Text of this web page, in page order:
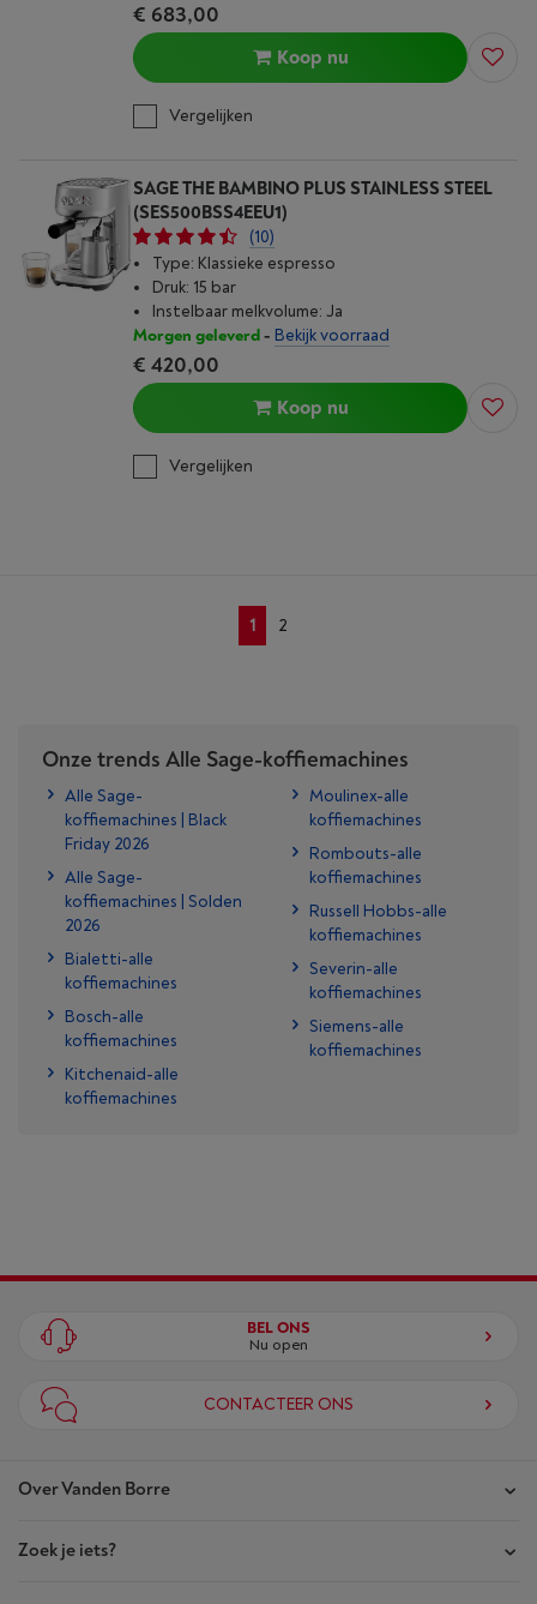
€ 683,00
Koop nu
Vergelijken
SAGE THE BAMBINO PLUS STAINLESS STEEL
(SES500BSS4EEU1)
(10)
Type: Klassieke espresso
Druk: 15 bar
Instelbaar melkvolume: Ja
Morgen geleverd- Bekijk voorraad
€ 420,00
Koop nu
Vergelijken
1 2
Onze trends Alle Sage-koffiemachines
Alle Sage-
koffiemachines | Black
Friday 2026
Alle Sage-
koffiemachines | Solden
2026
Bialetti-alle
koffiemachines
Bosch-alle
koffiemachines
Kitchenaid-alle
koffiemachines
Moulinex-alle
koffiemachines
Rombouts-alle
koffiemachines
Russell Hobbs-alle
koffiemachines
Severin-alle
koffiemachines
Siemens-alle
koffiemachines
Over Vanden Borre
Onze winkels
Zoek je iets?
BEL ONS
Nu open
CONTACTEER ONS